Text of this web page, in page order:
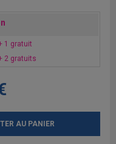
1 gratuit
2 gratuits
AU PANIER